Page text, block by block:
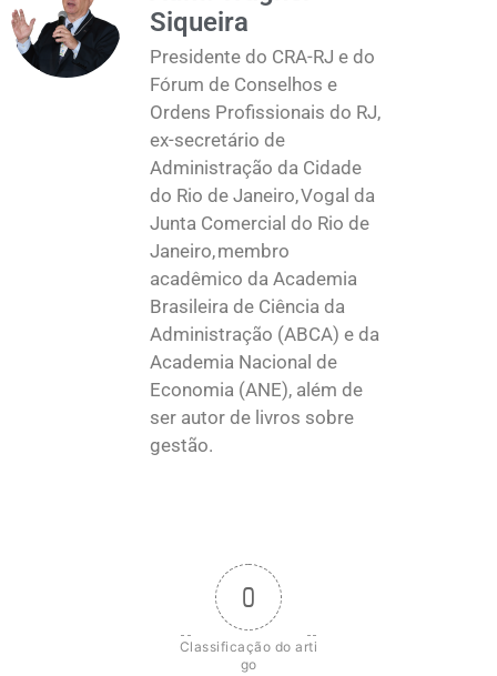
Siqueira
Presidente do CRA-RJ e do
Fórum de Conselhos e
Ordens Profissionais do RJ,
ex-secretário de
Administração da Cidade
do Rio de Janeiro, Vogal da
Junta Comercial do Rio de
Janeiro, membro
acadêmico da Academia
Brasileira de Ciência da
Administração (ABCA) e da
Academia Nacional de
Economia (ANE), além de
ser autor de livros sobre
gestão.
0
Classificação do arti
go